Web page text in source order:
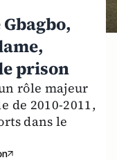
prison
rôle majeur
de 2010-2011,
dans le